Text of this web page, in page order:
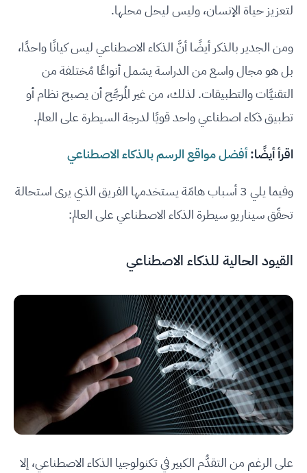
لتعزيز حياة الإنسان، وليس ليحل محلها.
ومن الجدير بالذكر أيضًا أنَّ الذكاء الاصطناعي ليس كيانًا واحدًا،
بل هو مجال واسع من الدراسة يشمل أنواعًا مُختلفة من
التقنيَّات والتطبيقات. لذلك، من غير المُرجَّح أن يصبح نظام أو
تطبيق ذكاء اصطناعي واحد قويًا لدرجة السيطرة على العالم.
اقرأ أيضًا:أفضل مواقع الرسم بالذكاء الاصطناعي
وفيما يلي 3 أسباب هامّة يستخدمها الفريق الذي يرى استحالة
تحقّق سيناريو سيطرة الذكاء الاصطناعي على العالم:
القيود الحالية للذكاء الاصطناعي
على الرغم من التقدُّم الكبير في تكنولوجيا الذكاء الاصطناعي، إلا